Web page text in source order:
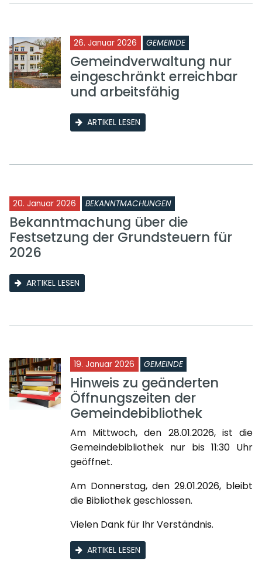
26. Januar 2026 GEMEINDE
Gemeindverwaltung nur
eingeschränkt erreichbar
und arbeitsfähig
ARTIKEL LESEN
20. Januar 2026 BEKANNTMACHUNGEN
Bekanntmachung über die
Festsetzung der Grundsteuern für
2026
ARTIKEL LESEN
19. Januar 2026 GEMEINDE
Hinweis zu geänderten
Öffnungszeiten der
Gemeindebibliothek
Am Mittwoch, den 28.01.2026, ist die
Gemeindebibliothek nur bis 11:30 Uhr
geöffnet.
Am Donnerstag, den 29.01.2026, bleibt
die Bibliothek geschlossen.
Vielen Dank für Ihr Verständnis.
ARTIKEL LESEN